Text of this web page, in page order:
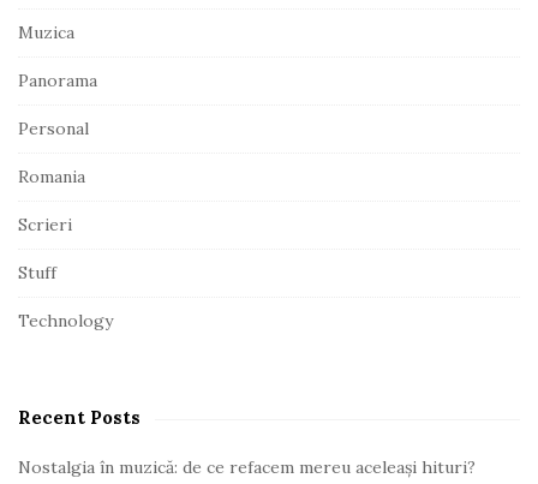
Muzica
Panorama
Personal
Romania
Scrieri
Stuff
Technology
Recent Posts
Nostalgia în muzică: de ce refacem mereu aceleași hituri?